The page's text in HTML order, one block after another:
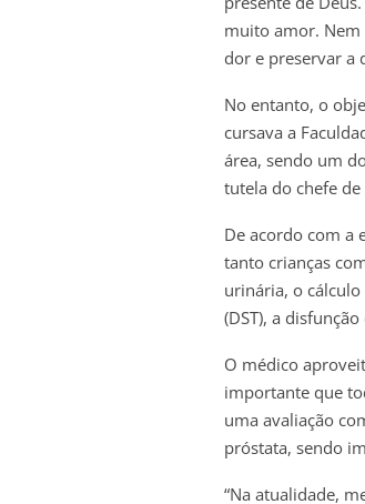
muito amor. Nem
dor e preservar a
No entanto, o
cursava a
área, sendo um
tutela do chefe
De acordo com a
tanto crianças
urinária, o
(DST), a
O médico
importante que
uma avaliação
próstata, sendo
“Na atualidade,